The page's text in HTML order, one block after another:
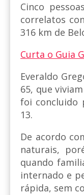
Cinco
correlatos
316 km de
Curta o Guia
Everaldo
65, que
foi concluido
13.
De acordo
naturais,
quando
internado e
rápida, sem